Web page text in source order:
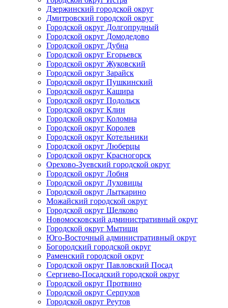
Дзержинский городской округ
Дмитровский городской округ
Городской округ Долгопрудный
Городской округ Домодедово
Городской округ Дубна
Городской округ Егорьевск
Городской округ Жуковский
Городской округ Зарайск
Городской округ Пушкинский
Городской округ Кашира
Городской округ Подольск
Городской округ Клин
Городской округ Коломна
Городской округ Королев
Городской округ Котельники
Городской округ Люберцы
Городской округ Красногорск
Орехово-Зуевский городской округ
Городской округ Лобня
Городской округ Луховицы
Городской округ Лыткарино
Можайский городской округ
Городской округ Щелково
Новомосковский административный округ
Городской округ Мытищи
Юго-Восточный административный округ
Богородский городской округ
Раменский городской округ
Городской округ Павловский Посад
Сергиево-Посадский городской округ
Городской округ Протвино
Городской округ Серпухов
Городской округ Реутов